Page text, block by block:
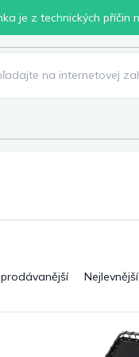
je z technických příčin
Nejlevnější